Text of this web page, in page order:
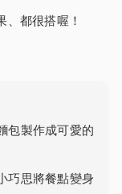
、都很搭喔！
包製作成可愛的
巧思將餐點變身